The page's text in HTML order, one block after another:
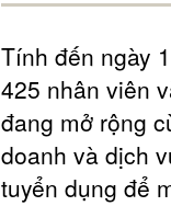
Tính đến ngày
425 nhân viên
đang mở rộng
doanh và dịch
tuyển dụng để